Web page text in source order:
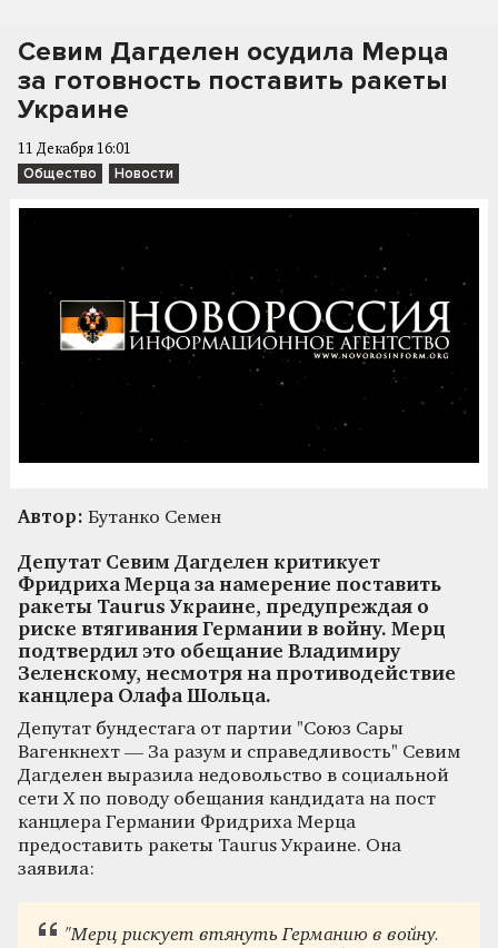
Севим Дагделен осудила Мерца
за готовность поставить ракеты
Украине
11 Декабря 16:01
Общество Новости
Автор: Бутанко Семен
Депутат Севим Дагделен критикует
Фридриха Мерца за намерение поставить
ракеты Taurus Украине, предупреждая о
риске втягивания Германии в войну. Мерц
подтвердил это обещание Владимиру
Зеленскому, несмотря на противодействие
канцлера Олафа Шольца.
Депутат бундестага от партии "Союз Сары
Вагенкнехт — За разум и справедливость" Севим
Дагделен выразила недовольство в социальной
сети X по поводу обещания кандидата на пост
канцлера Германии Фридриха Мерца
предоставить ракеты Taurus Украине. Она
заявила:
"Мерц рискует втянуть Германию в войну.